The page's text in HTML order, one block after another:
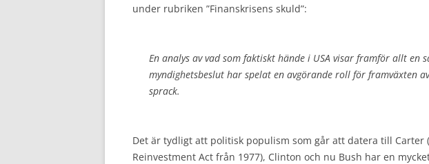
under rubriken ”Finanskrisens skuld”:
En analys av vad som faktiskt hände i USA visar framför allt en
myndighetsbeslut har spelat en avgörande roll för framväxten
sprack.
Det är tydligt att politisk populism som går att datera till Carter
Reinvestment Act från 1977), Clinton och nu Bush har en